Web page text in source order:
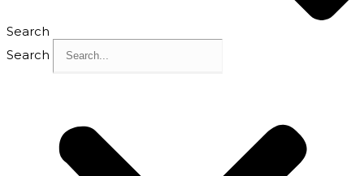
Search
Search